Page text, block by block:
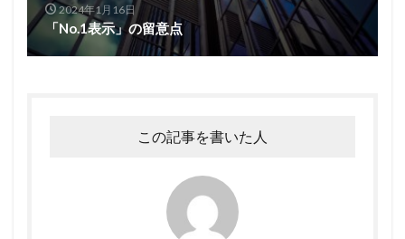
2024年1月16日
「No.1表示」の留意点
この記事を書いた人